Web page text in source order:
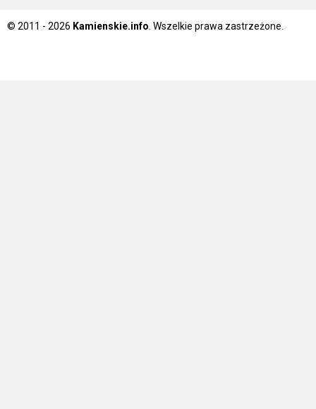
© 2011 - 2026 Kamienskie.info . Wszelkie prawa zastrzeżone.